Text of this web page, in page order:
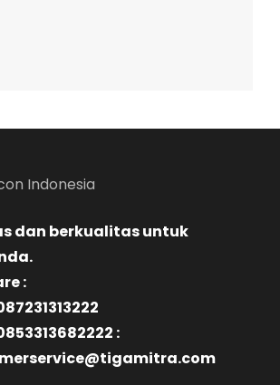
Indonesia
dan berkualitas untuk
:
: